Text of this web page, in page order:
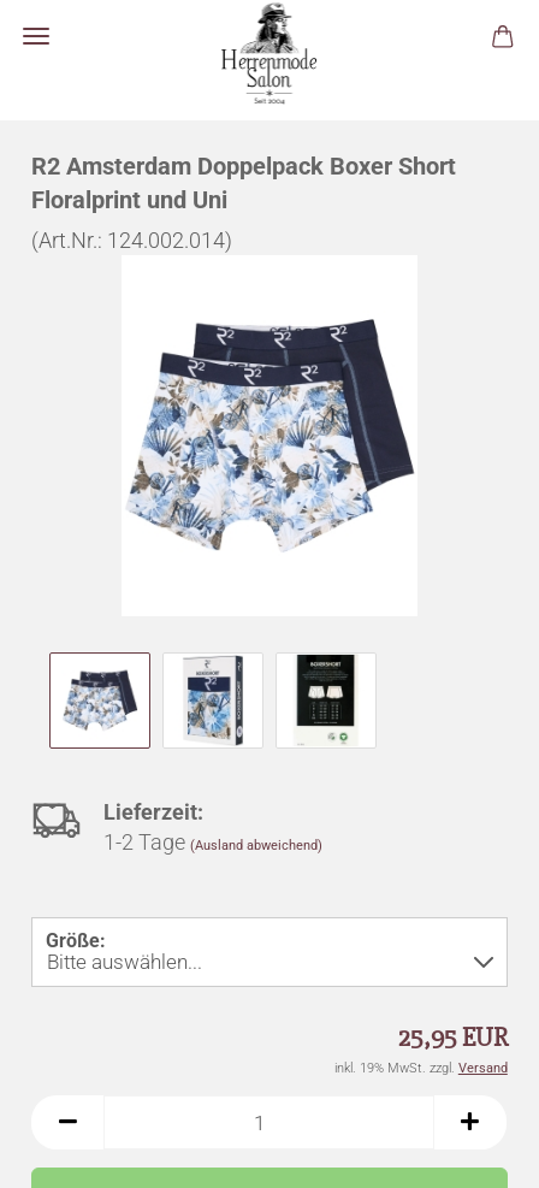
R2 Amsterdam Doppelpack Boxer Short
Floralprint und Uni
(Art.Nr.: 124.002.014)
Auf
den
Lieferzeit:
1-2 Tage(Ausland abweichend)
Größe:
25,95 EUR
inkl. 19% MwSt. zzgl. Versand